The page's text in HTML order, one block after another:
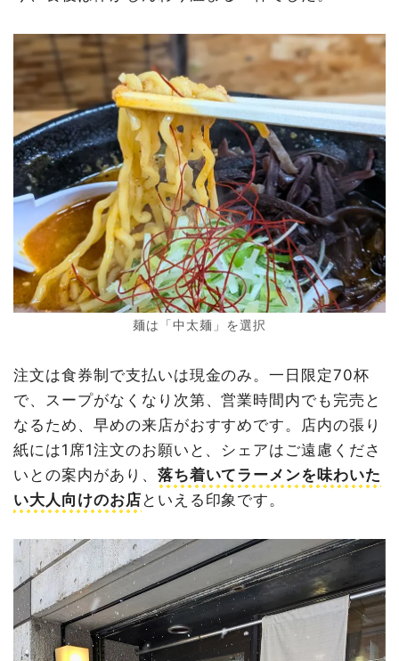
麺は「中太麺」を選択
注文は食券制で支払いは現金のみ。一日限定70杯
で、スープがなくなり次第、営業時間内でも完売と
なるため、早めの来店がおすすめです。店内の張り
紙には1席1注文のお願いと、シェアはご遠慮くださ
いとの案内があり、 落ち着いてラーメンを味わいた
い大人向けのお店 といえる印象です。